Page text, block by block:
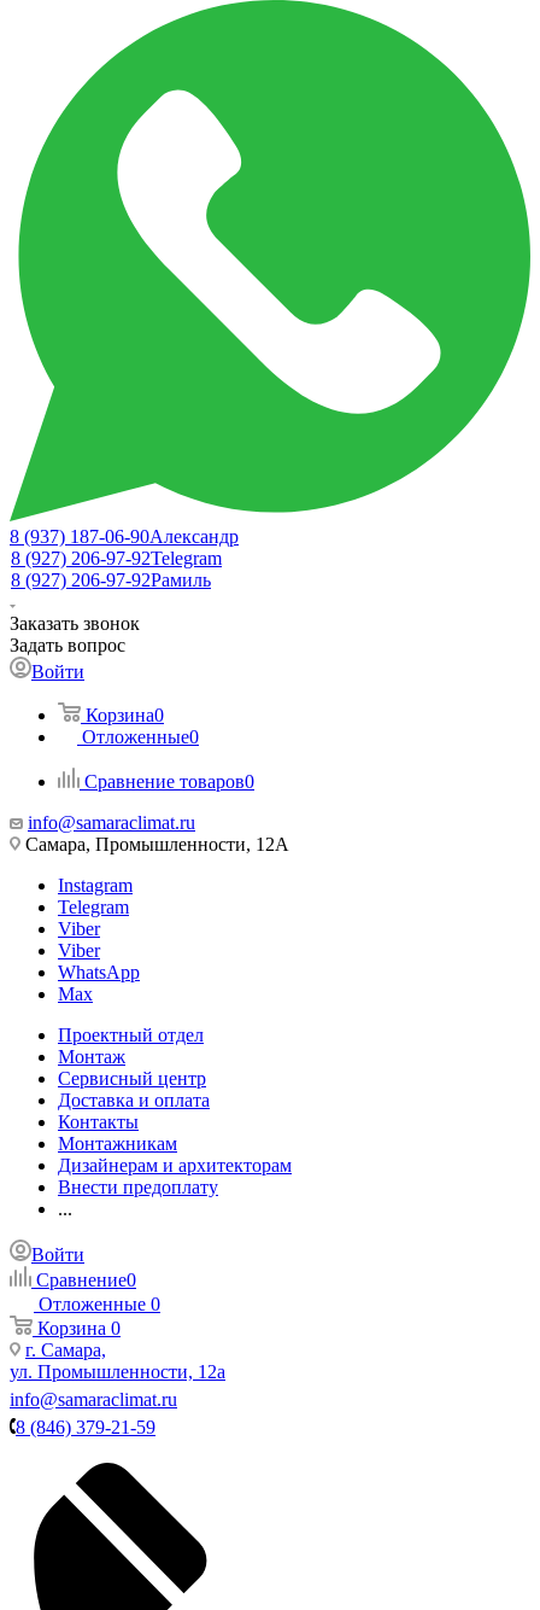
8 (937) 187-06-90Александр
8 (927) 206-97-92Telegram
8 (927) 206-97-92Рамиль
Заказать звонок
Задать вопрос
Войти
Корзина0
Отложенные0
Сравнение товаров0
info@samaraclimat.ru
Самара, Промышленности, 12А
Instagram
Telegram
Viber
Viber
WhatsApp
Max
Проектный отдел
Монтаж
Сервисный центр
Доставка и оплата
Контакты
Монтажникам
Дизайнерам и архитекторам
Внести предоплату
...
Войти
Сравнение0
Отложенные 0
Корзина 0
г. Самара,
ул. Промышленности, 12а
info@samaraclimat.ru
8 (846) 379-21-59